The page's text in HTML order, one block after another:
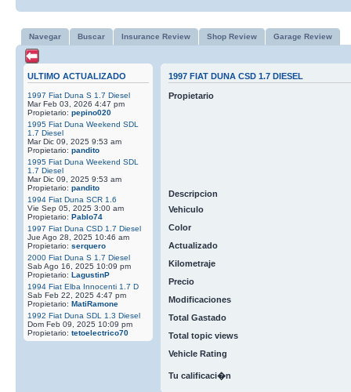
Navegar Buscar Insurance Review Shop Review Garage Review
ULTIMO ACTUALIZADO
1997 Fiat Duna S 1.7 Diesel
Mar Feb 03, 2026 4:47 pm
Propietario: pepino020
1995 Fiat Duna Weekend SDL
1.7 Diesel
Mar Dic 09, 2025 9:53 am
Propietario: pandito
1995 Fiat Duna Weekend SDL
1.7 Diesel
Mar Dic 09, 2025 9:53 am
Propietario: pandito
1994 Fiat Duna SCR 1.6
Vie Sep 05, 2025 3:00 am
Propietario: Pablo74
1997 Fiat Duna CSD 1.7 Diesel
Jue Ago 28, 2025 10:46 am
Propietario: serquero
2000 Fiat Duna S 1.7 Diesel
Sab Ago 16, 2025 10:09 pm
Propietario: LagustinP
1994 Fiat Elba Innocenti 1.7 D
Sab Feb 22, 2025 4:47 pm
Propietario: MatiRamone
1992 Fiat Duna SDL 1.3 Diesel
Dom Feb 09, 2025 10:09 pm
Propietario: tetoelectrico70
1997 FIAT DUNA CSD 1.7 DIESEL
Propietario
Descripcion
Vehiculo
Color
Actualizado
Kilometraje
Precio
Modificaciones
Total Gastado
Total topic views
Vehicle Rating
Tu calificaci�n